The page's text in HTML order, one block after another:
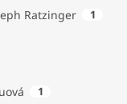
Ratzinger 1
1